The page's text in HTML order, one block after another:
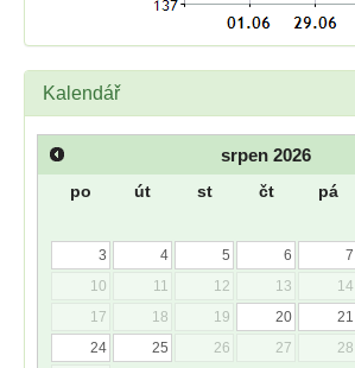
Kalendář
srpen 2026
po út st čt pá
3
4 5 6 7
10
11 12 13 14
17
18 19 20 21
24
25 26 27 28